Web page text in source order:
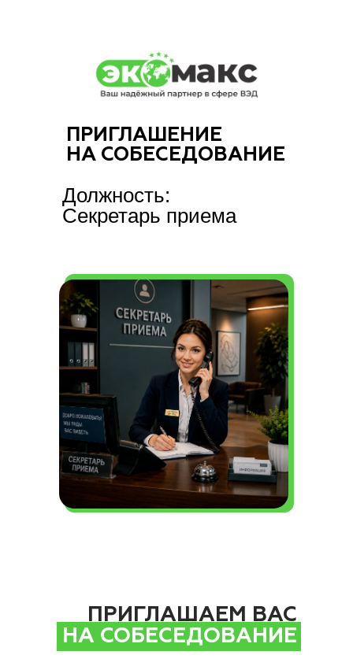
ПРИГЛАШЕНИЕ
НА СОБЕСЕДОВАНИЕ
Должность:
Секретарь приема
ПРИГЛАШАЕМ ВАС
НА СОБЕСЕДОВАНИЕ